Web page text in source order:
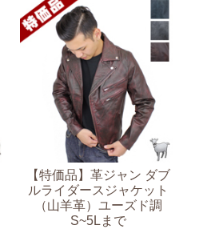
【特価品】革ジャン ダブ
ルライダースジャケット
（山羊革）ユーズド調
S~5Lまで